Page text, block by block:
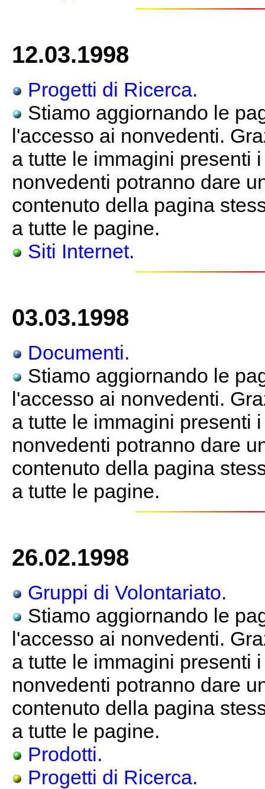
12.03.1998
Progetti di Ricerca.
Stiamo aggiornando le
l'accesso ai nonvedenti.
a tutte le immagini presenti
nonvedenti potranno dare
contenuto della pagina
a tutte le pagine.
Siti Internet.
03.03.1998
Documenti.
Stiamo aggiornando le
l'accesso ai nonvedenti.
a tutte le immagini presenti
nonvedenti potranno dare
contenuto della pagina
a tutte le pagine.
26.02.1998
Gruppi di Volontariato.
Stiamo aggiornando le
l'accesso ai nonvedenti.
a tutte le immagini presenti
nonvedenti potranno dare
contenuto della pagina
a tutte le pagine.
Prodotti.
Progetti di Ricerca.